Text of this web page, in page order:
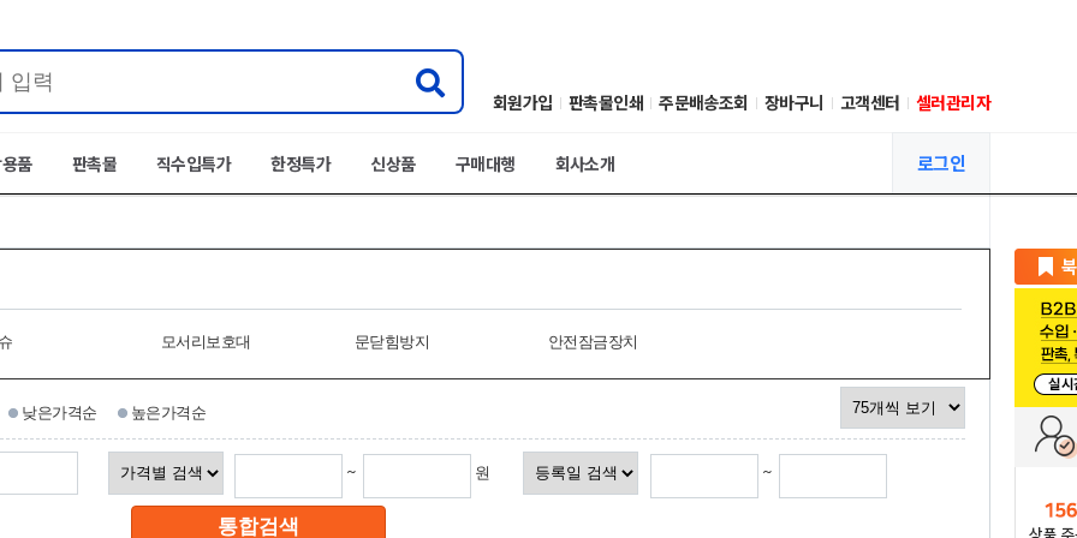
회원가입 판촉물인쇄 주문배송조회 장바구니 고객센터 셀러관리자
품 판촉물 직수입특가 한정특가 신상품 구매대행 회사소개 로그인
모서리보호대 문닫힘방지 안전잠금장치
낮은가격순 높은가격순
~ 원 ~